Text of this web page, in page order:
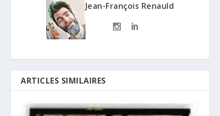
Jean-François Renauld
ARTICLES SIMILAIRES